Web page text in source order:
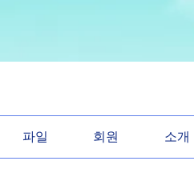
파일 회원 소개